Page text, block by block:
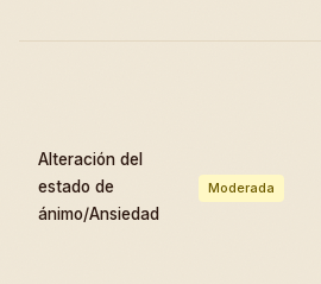
Alteración del
estado de
ánimo/Ansiedad
Moderada